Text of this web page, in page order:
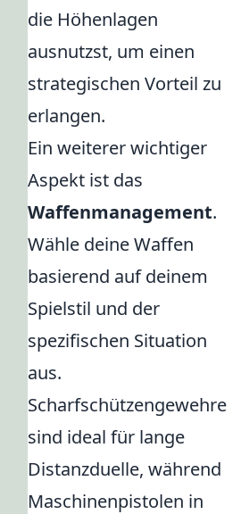
die Höhenlagen
ausnutzst, um einen
strategischen Vorteil zu
erlangen.
Ein weiterer wichtiger
Aspekt ist das
Waffenmanagement.
Wähle deine Waffen
basierend auf deinem
Spielstil und der
spezifischen Situation
aus.
Scharfschützengewehre
sind ideal für lange
Distanzduelle, während
Maschinenpistolen in